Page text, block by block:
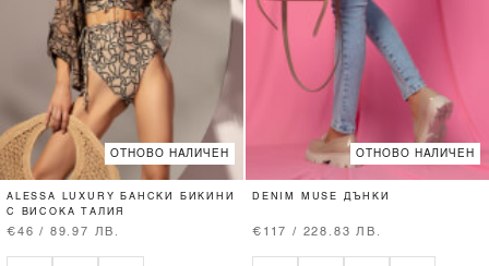
ОТНОВО НАЛИЧЕН
ALESSA LUXURY БАНСКИ БИКИНИ
С ВИСОКА ТАЛИЯ
€46 / 89.97 ЛВ.
ОТНОВО НАЛИЧЕН
DENIM MUSE ДЪНКИ
€117 / 228.83 ЛВ.